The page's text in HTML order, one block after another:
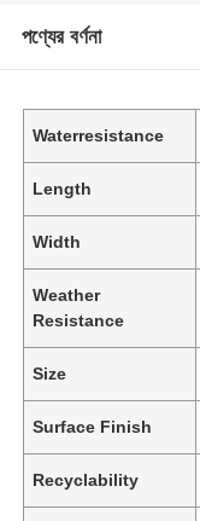
পণ্যের বর্ণনা
Waterresistance
Length
Width
Weather
Resistance
Size
Surface Finish
Recyclability